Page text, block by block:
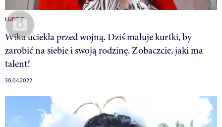
LUDZIE
Wika uciekła przed wojną. Dziś maluje kurtki, by
zarobić na siebie i swoją rodzinę. Zobaczcie, jaki ma
talent!
30.04.2022